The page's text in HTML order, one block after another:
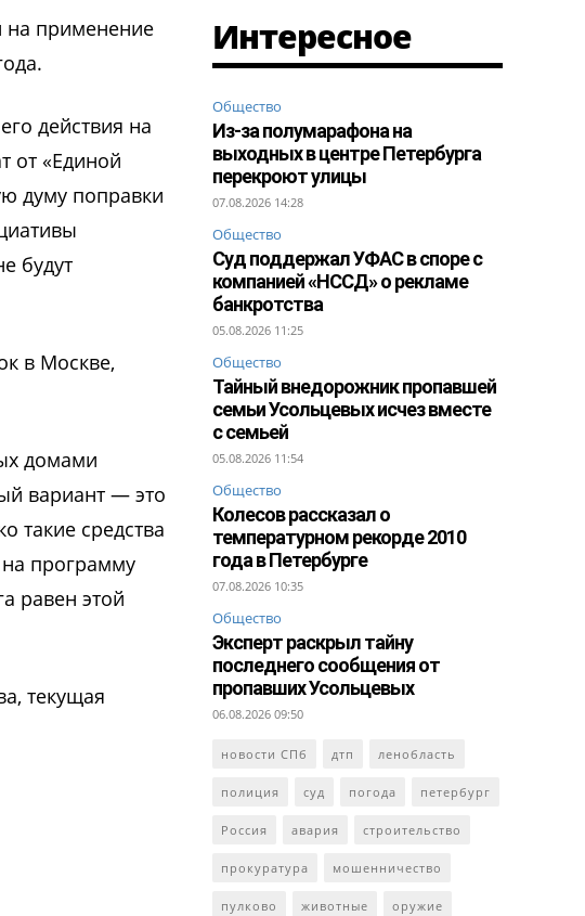
на применение
действия на
от «Единой
думу поправки
будут
в Москве,
домами
вариант — это
такие средства
на программу
равен этой
текущая
Интересное
Общество
Из-за полумарафона на
выходных в центре Петербурга
перекроют улицы
07.08.2026 14:28
Общество
Суд поддержал УФАС в споре с
компанией «НССД» о рекламе
банкротства
05.08.2026 11:25
Общество
Тайный внедорожник пропавшей
семьи Усольцевых исчез вместе
с семьей
05.08.2026 11:54
Общество
Колесов рассказал о
температурном рекорде 2010
года в Петербурге
07.08.2026 10:35
Общество
Эксперт раскрыл тайну
последнего сообщения от
пропавших Усольцевых
06.08.2026 09:50
новости СПб дтп ленобласть
полиция суд погода петербург
Россия авария строительство
прокуратура мошенничество
пулково животные оружие